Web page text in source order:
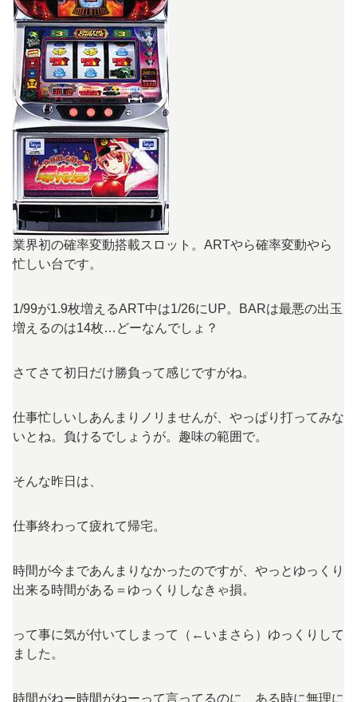
業界初の確率変動搭載スロット。ARTやら確率変動やら
忙しい台です。
1/99が1.9枚増えるART中は1/26にUP。BARは最悪の出玉
増えるのは14枚…どーなんでしょ？
さてさて初日だけ勝負って感じですがね。
仕事忙しいしあんまりノリませんが、やっぱり打ってみな
いとね。負けるでしょうが。趣味の範囲で。
そんな昨日は、
仕事終わって疲れて帰宅。
時間が今まであんまりなかったのですが、やっとゆっくり
出来る時間がある＝ゆっくりしなきゃ損。
って事に気が付いてしまって（←いまさら）ゆっくりして
ました。
時間がねー時間がねーって言ってるのに、ある時に無理に